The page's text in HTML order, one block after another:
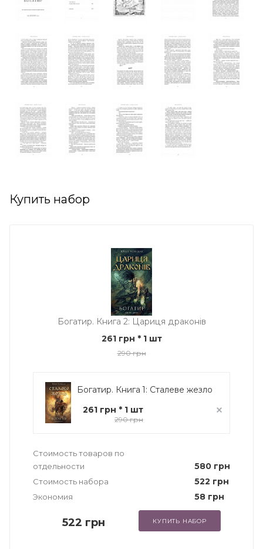
Купить набор
Богатир. Книга 2: Цариця драконів
261 грн * 1 шт
290 грн
Богатир. Книга 1: Сталеве жезло
261 грн * 1 шт
290 грн
Стоимость товаров по
отдельности
580 грн
Стоимость набора 522 грн
Экономия 58 грн
522 грн КУПИТЬ НАБОР